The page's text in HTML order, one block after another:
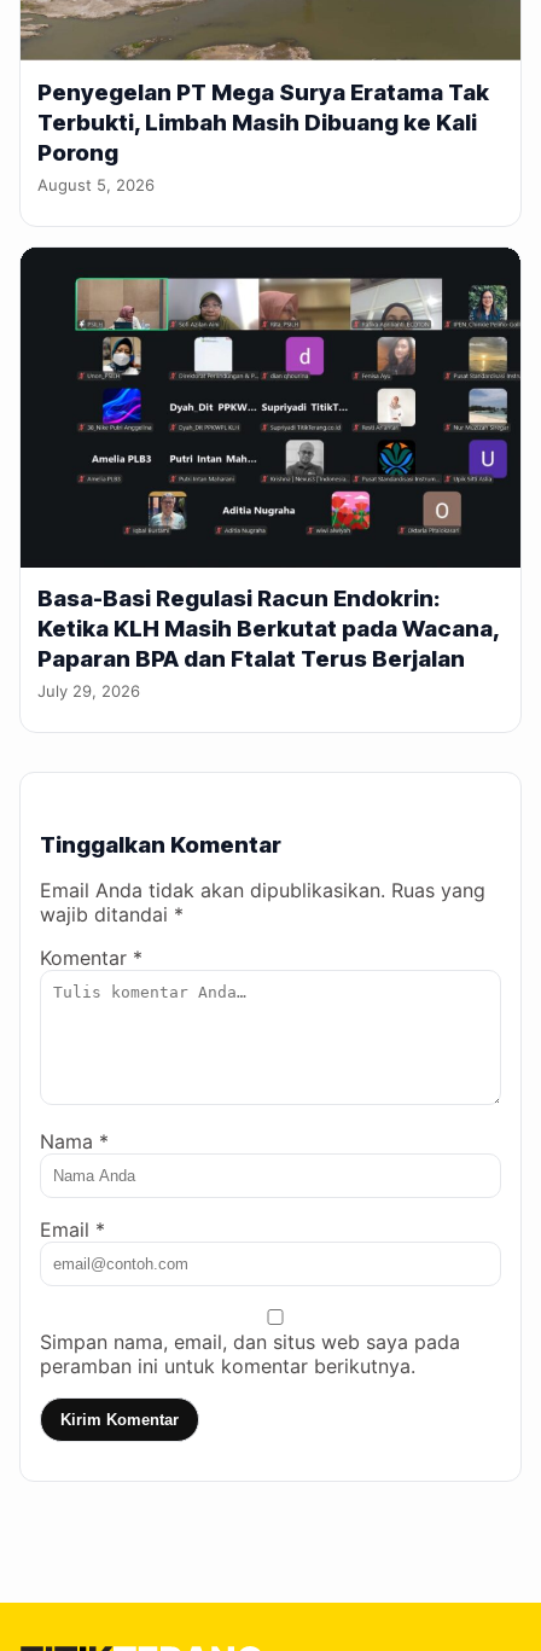
Penyegelan PT Mega Surya Eratama Tak
Terbukti, Limbah Masih Dibuang ke Kali
Porong
August 5, 2026
Basa-Basi Regulasi Racun Endokrin:
Ketika KLH Masih Berkutat pada Wacana,
Paparan BPA dan Ftalat Terus Berjalan
July 29, 2026
Tinggalkan Komentar
Email Anda tidak akan dipublikasikan. Ruas yang
wajib ditandai *
Komentar *
Nama *
Email *
Simpan nama, email, dan situs web saya pada
peramban ini untuk komentar berikutnya.
Kirim Komentar